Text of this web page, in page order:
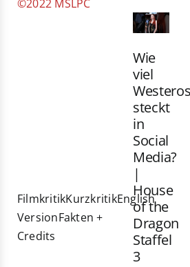
©2022 MSLPC
FilmkritikKurzkritikEnglish
VersionFakten +
Credits
Wie
viel
steckt
in
Social
Media?
|
House
of the
Dragon
Staffel
3